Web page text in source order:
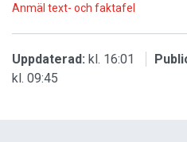
Anmäl text- och faktafel
Uppdaterad: kl. 16:01
kl. 09:45